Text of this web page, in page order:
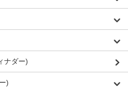
ナダー)
)